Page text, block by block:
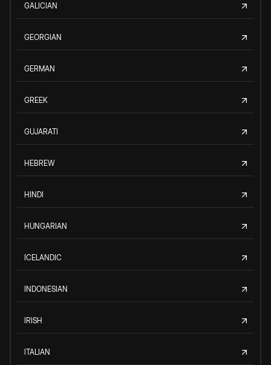
GALICIAN
GEORGIAN
GERMAN
GREEK
GUJARATI
HEBREW
HINDI
HUNGARIAN
ICELANDIC
INDONESIAN
IRISH
ITALIAN